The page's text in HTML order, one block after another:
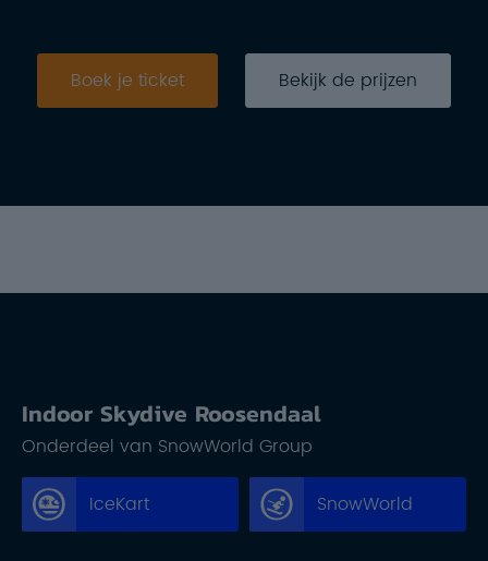
Boek je ticket Bekijk de prijzen
Indoor Skydive Roosendaal
Onderdeel van SnowWorld Group
IceKart SnowWorld